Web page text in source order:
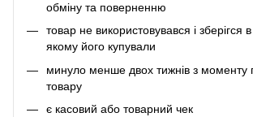
обміну та поверненню
товар не використовувався і зберігся
якому його купували
минуло менше двох тижнів з моменту
товару
є касовий або товарний чек